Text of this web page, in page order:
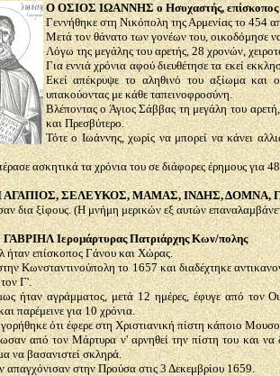
Ο ΟΣΙΟΣ ΙΩΑΝΝΗΣ ο Ησυχαστής, επίσκοπος
Γεννήθηκε στη Νικόπολη της Αρμενίας το 454
Μετά τον θάνατο των γονέων του, οικοδόμησε
Λόγω της μεγάλης του αρετής, 28 χρονών,
Για εννιά χρόνια αφού διευθέτησε τα εκεί
Εκεί απέκρυψε το αληθινό του αξίωμα και
υπακούοντας με κάθε ταπεινοφροσύνη.
Βλέποντας ο Άγιος Σάββας τη μεγάλη του
και Πρεσβύτερο.
Τότε ο Ιωάννης, χωρίς να μπορεί να κάνει
ασκητικά τα χρόνια του σε διάφορες έρημους για
ΑΓΑΠΙΟΣ, ΣΕΛΕΥΚΟΣ, ΜΑΜΑΣ, ΙΝΔΗΣ, ΔΟΜΝΑ,
δια ξίφους. (Η μνήμη μερικών εξ αυτών
Ιερομάρτυρας Πατριάρχης Κων/πολης
ήταν επίσκοπος Γάνου και Χώρας.
Κωνσταντινούπολη το 1657 και διαδέχτηκε
Γ'.
ήταν αγράμματος, μετά 12 ημέρες, έφυγε από τον
παρέμεινε για 10 χρόνια.
ότι έφερε στη Χριστιανική πίστη κάποιο
από τον Μάρτυρα ν' αρνηθεί την πίστη του και να
να βασανιστεί σκληρά.
απαγχόνισαν στην Προύσα στις 3 Δεκεμβρίου 1659.